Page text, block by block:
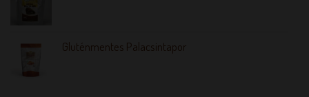
Gluténmentes Palacsintapor